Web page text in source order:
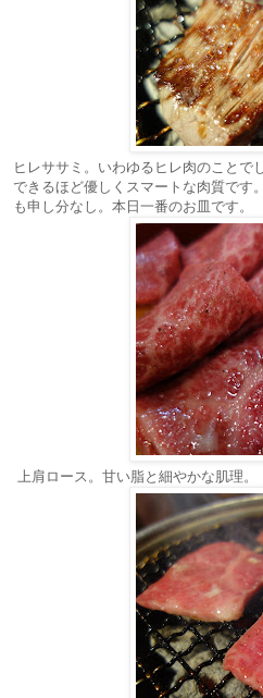
ヒレササミ。いわゆるヒレ肉のことで
できるほど優しくスマートな肉質です
も申し分なし。本日一番のお皿です。
上肩ロース。甘い脂と細やかな肌理。